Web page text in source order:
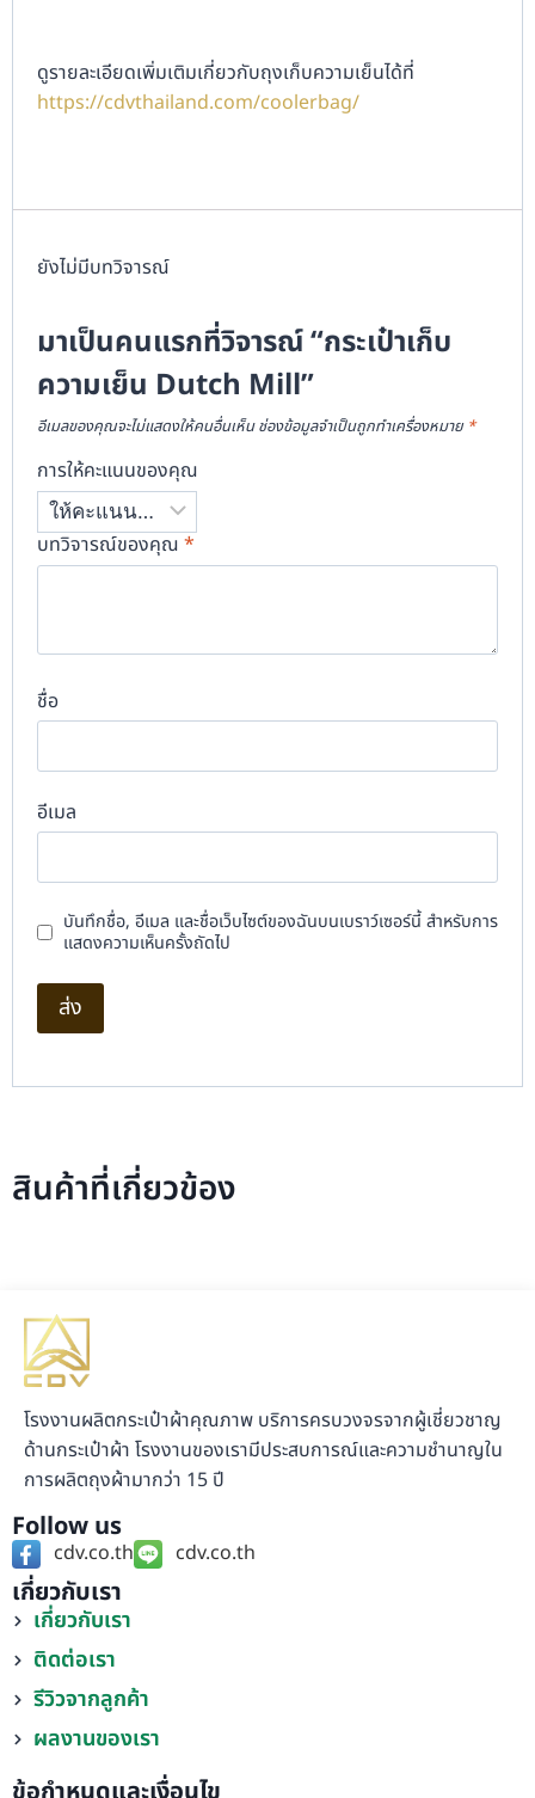
ดูรายละเอียดเพิ่มเติมเกี่ยวกับถุงเก็บความเย็นได้ที่
https://cdvthailand.com/coolerbag/
ยังไม่มีบทวิจารณ์
มาเป็นคนแรกที่วิจารณ์ “กระเป๋าเก็บ
ความเย็น Dutch Mill”
อีเมลของคุณจะไม่แสดงให้คนอื่นเห็น ช่องข้อมูลจำเป็นถูกทำเครื่องหมาย *
การให้คะแนนของคุณ
บทวิจารณ์ของคุณ *
ชื่อ
อีเมล
บันทึกชื่อ, อีเมล และชื่อเว็บไซต์ของฉันบนเบราว์เซอร์นี้ สำหรับการ
แสดงความเห็นครั้งถัดไป
สินค้าที่เกี่ยวข้อง
โรงงานผลิตกระเป๋าผ้าคุณภาพ บริการครบวงจรจากผู้เชี่ยวชาญ
ด้านกระเป๋าผ้า โรงงานของเรามีประสบการณ์และความชำนาญใน
การผลิตถุงผ้ามากว่า 15 ปี
Follow us
cdv.co.th cdv.co.th
เกี่ยวกับเรา
เกี่ยวกับเรา
ติดต่อเรา
รีวิวจากลูกค้า
ผลงานของเรา